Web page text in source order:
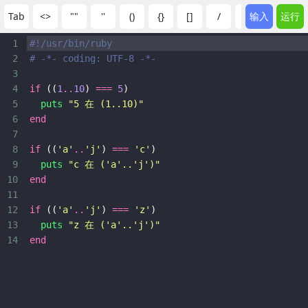
Tab <> "" '' () {} [] / 输入 运行
1
#!/usr/bin/ruby
2
# -*- coding: UTF-8 -*-
3
4
if ((1 .. 10) === 5)
5
puts
"5 在 (1..10)"
6
end
7
8
if (( 'a' .. 'j' ) === 'c' )
9
puts
"c 在 ('a'..'j')"
10
end
11
12
if (( 'a' .. 'j' ) === 'z' )
13
puts
"z 在 ('a'..'j')"
14
end